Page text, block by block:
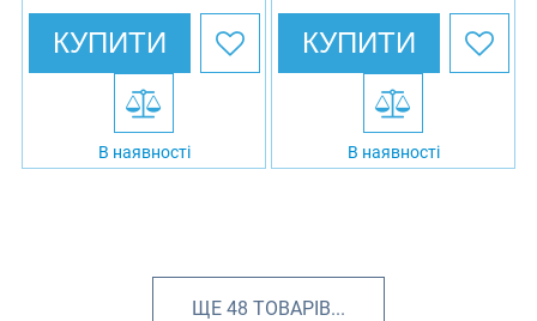
КУПИТИ
В наявності
КУПИТИ
В наявності
ЩЕ 48 ТОВАРІВ...